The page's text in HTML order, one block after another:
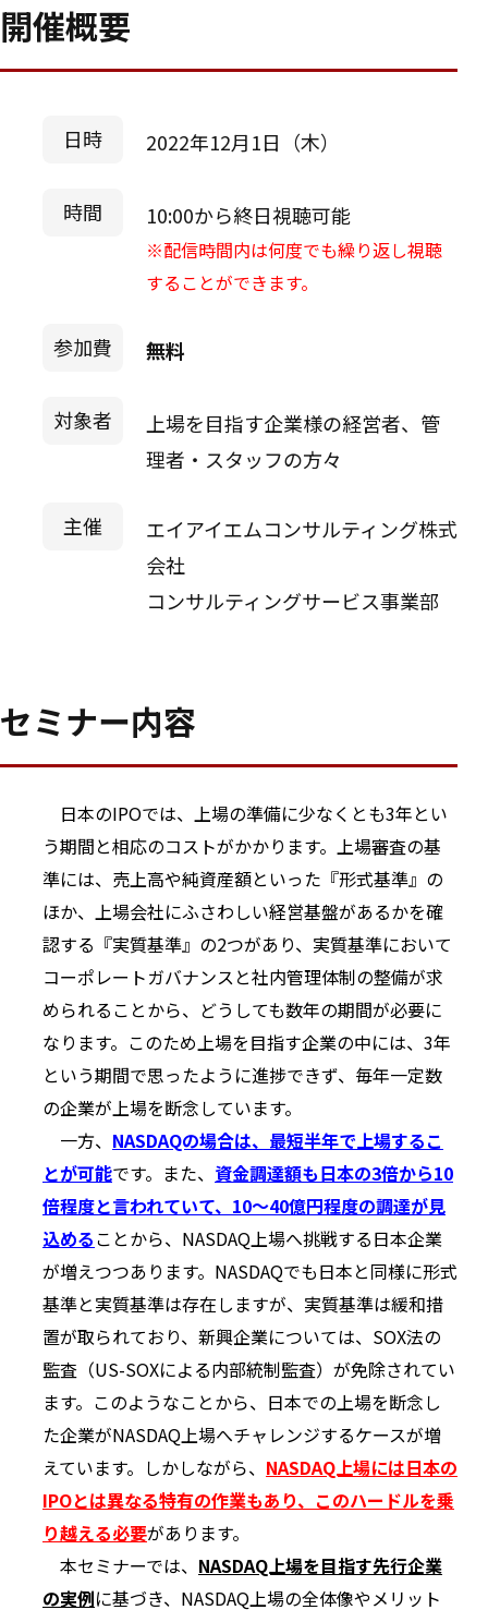
開催概要
日時 2022年12月1日（木）
時間 10:00から終日視聴可能
※配信時間内は何度でも繰り返し視聴
することができます。
参加費 無料
対象者
上場を目指す企業様の経営者、管
理者・スタッフの方々
主催
エイアイエムコンサルティング株式
会社
コンサルティングサービス事業部
セミナー内容
日本のIPOでは、上場の準備に少なくとも3年とい
う期間と相応のコストがかかります。上場審査の基
準には、売上高や純資産額といった『形式基準』の
ほか、上場会社にふさわしい経営基盤があるかを確
認する『実質基準』の2つがあり、実質基準において
コーポレートガバナンスと社内管理体制の整備が求
められることから、どうしても数年の期間が必要に
なります。このため上場を目指す企業の中には、3年
という期間で思ったように進捗できず、毎年一定数
の企業が上場を断念しています。
一方、 NASDAQの場合は、最短半年で上場するこ
とが可能です。また、 資金調達額も日本の3倍から10
倍程度と言われていて、10～40億円程度の調達が見
込めることから、NASDAQ上場へ挑戦する日本企業
が増えつつあります。NASDAQでも日本と同様に形式
基準と実質基準は存在しますが、実質基準は緩和措
置が取られており、新興企業については、SOX法の
監査（US-SOXによる内部統制監査）が免除されてい
ます。このようなことから、日本での上場を断念し
た企業がNASDAQ上場へチャレンジするケースが増
えています。しかしながら、 NASDAQ上場には日本の
IPOとは異なる特有の作業もあり、このハードルを乗
り越える必要があります。
本セミナーでは、 NASDAQ上場を目指す先行企業
の実例に基づき、NASDAQ上場の全体像やメリット